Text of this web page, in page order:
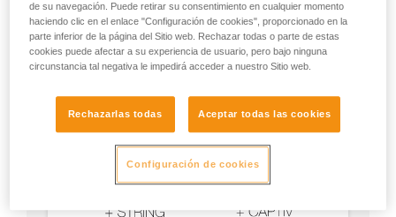
de su navegación. Puede retirar su consentimiento en cualquier momento
haciendo clic en el enlace "Configuración de cookies", proporcionado en la
parte inferior de la página del Sitio web. Rechazar todas o parte de estas
cookies puede afectar a su experiencia de usuario, pero bajo ninguna
circunstancia tal negativa le impedirá acceder a nuestro Sitio web.
Rechazarlas todas Aceptar todas las cookies
Configuración de cookies